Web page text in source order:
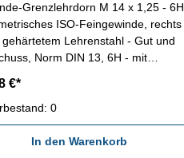
Grenzlehrdorn M 14 x 1,25 - 6H
ISO-Feingewinde, rechts
Lehrenstahl - Gut und
Norm DIN 13, 6H - mit
€*
0
In den Warenkorb